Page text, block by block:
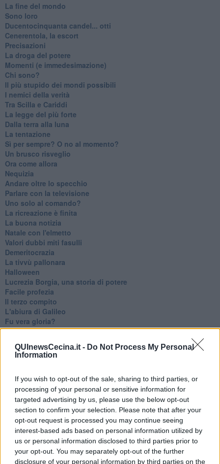
QUInewsCecina.it - Do Not Process My Personal
Information
If you wish to opt-out of the sale, sharing to third parties, or
processing of your personal or sensitive information for
targeted advertising by us, please use the below opt-out
section to confirm your selection. Please note that after your
opt-out request is processed you may continue seeing
interest-based ads based on personal information utilized by
us or personal information disclosed to third parties prior to
your opt-out. You may separately opt-out of the further
disclosure of your personal information by third parties on the
La fine del mondo
Sono loro
Ducentocinquanta candel... otti
Cenerentola, la escort
Precisazioni
La droga del potere
Momenti (e immedesimazione)
Chi sono?
Il più stupido dei mondi possibili
I nemici della verità
Tra Scilla e Cariddi
La legge del più forte
Dalla terra alla luna
La tentazione
​Sì per sempre? O no al momento?
Un brusco risveglio
Ora come allora
Nequizia
Andare oltre lo specchio
Parlare con la televisione
Uno solo al comando?
La ricreazione è finita
La buona notizia
Natale con l'elmetto
Valori dubbi miti fasulli
Demeritocrazia
La tivvù pallonara
Halloween
​Lucrezia Borgia, una storia di potere
Facile profezia
Il terzo compito
L'abiura di Galileo
Fu vera gloria?
La guerricciola delle due rose
Alla fermata dell'autobus
La repressione sessuale per sentito dire
Foto storica
Esequie solenni
Nostalgia del sangue blu
Teste calde
Non avere e non essere
Armiamoci e... avviatevi
Da Capodanno a Carnevale
Schizzi di fango
Sor-riso amaro